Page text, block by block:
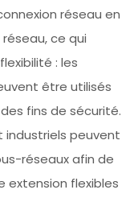
réseau en
ce qui
: les
être utilisés
fins de sécurité.
industriels peuvent
réseaux afin de
extension flexibles